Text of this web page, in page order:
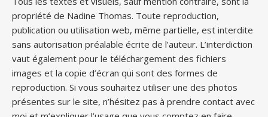
propriété de Nadine Thomas. Toute reproduction,
publication ou utilisation web, même partielle, est interdite
sans autorisation préalable écrite de l’auteur. L’interdiction
vaut également pour le téléchargement des fichiers
images et la copie d’écran qui sont des formes de
reproduction. Si vous souhaitez utiliser une des photos
présentes sur le site, n’hésitez pas à prendre contact avec